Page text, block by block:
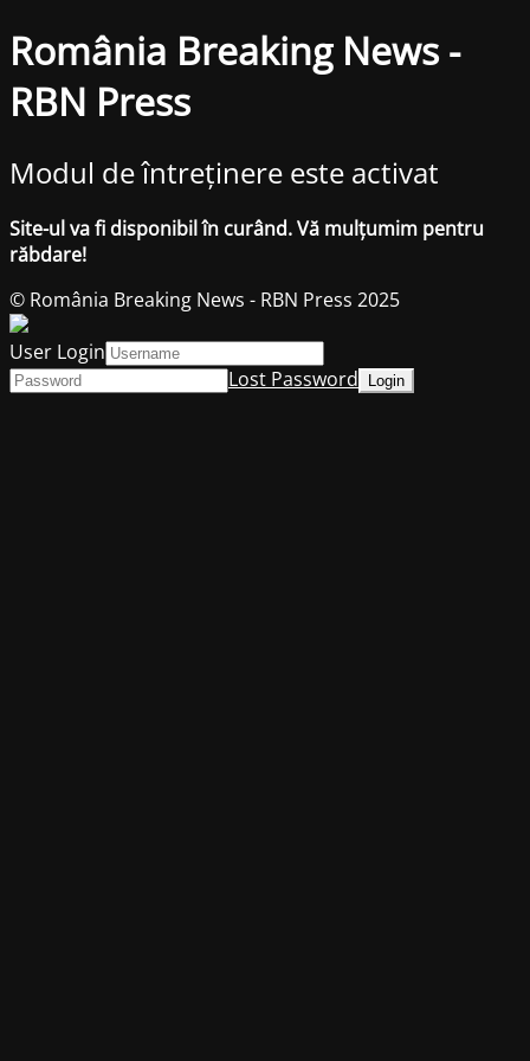
România Breaking News -
RBN Press
Modul de întreținere este activat
Site-ul va fi disponibil în curând. Vă mulțumim pentru
răbdare!
© România Breaking News - RBN Press 2025
User Login
Lost Password